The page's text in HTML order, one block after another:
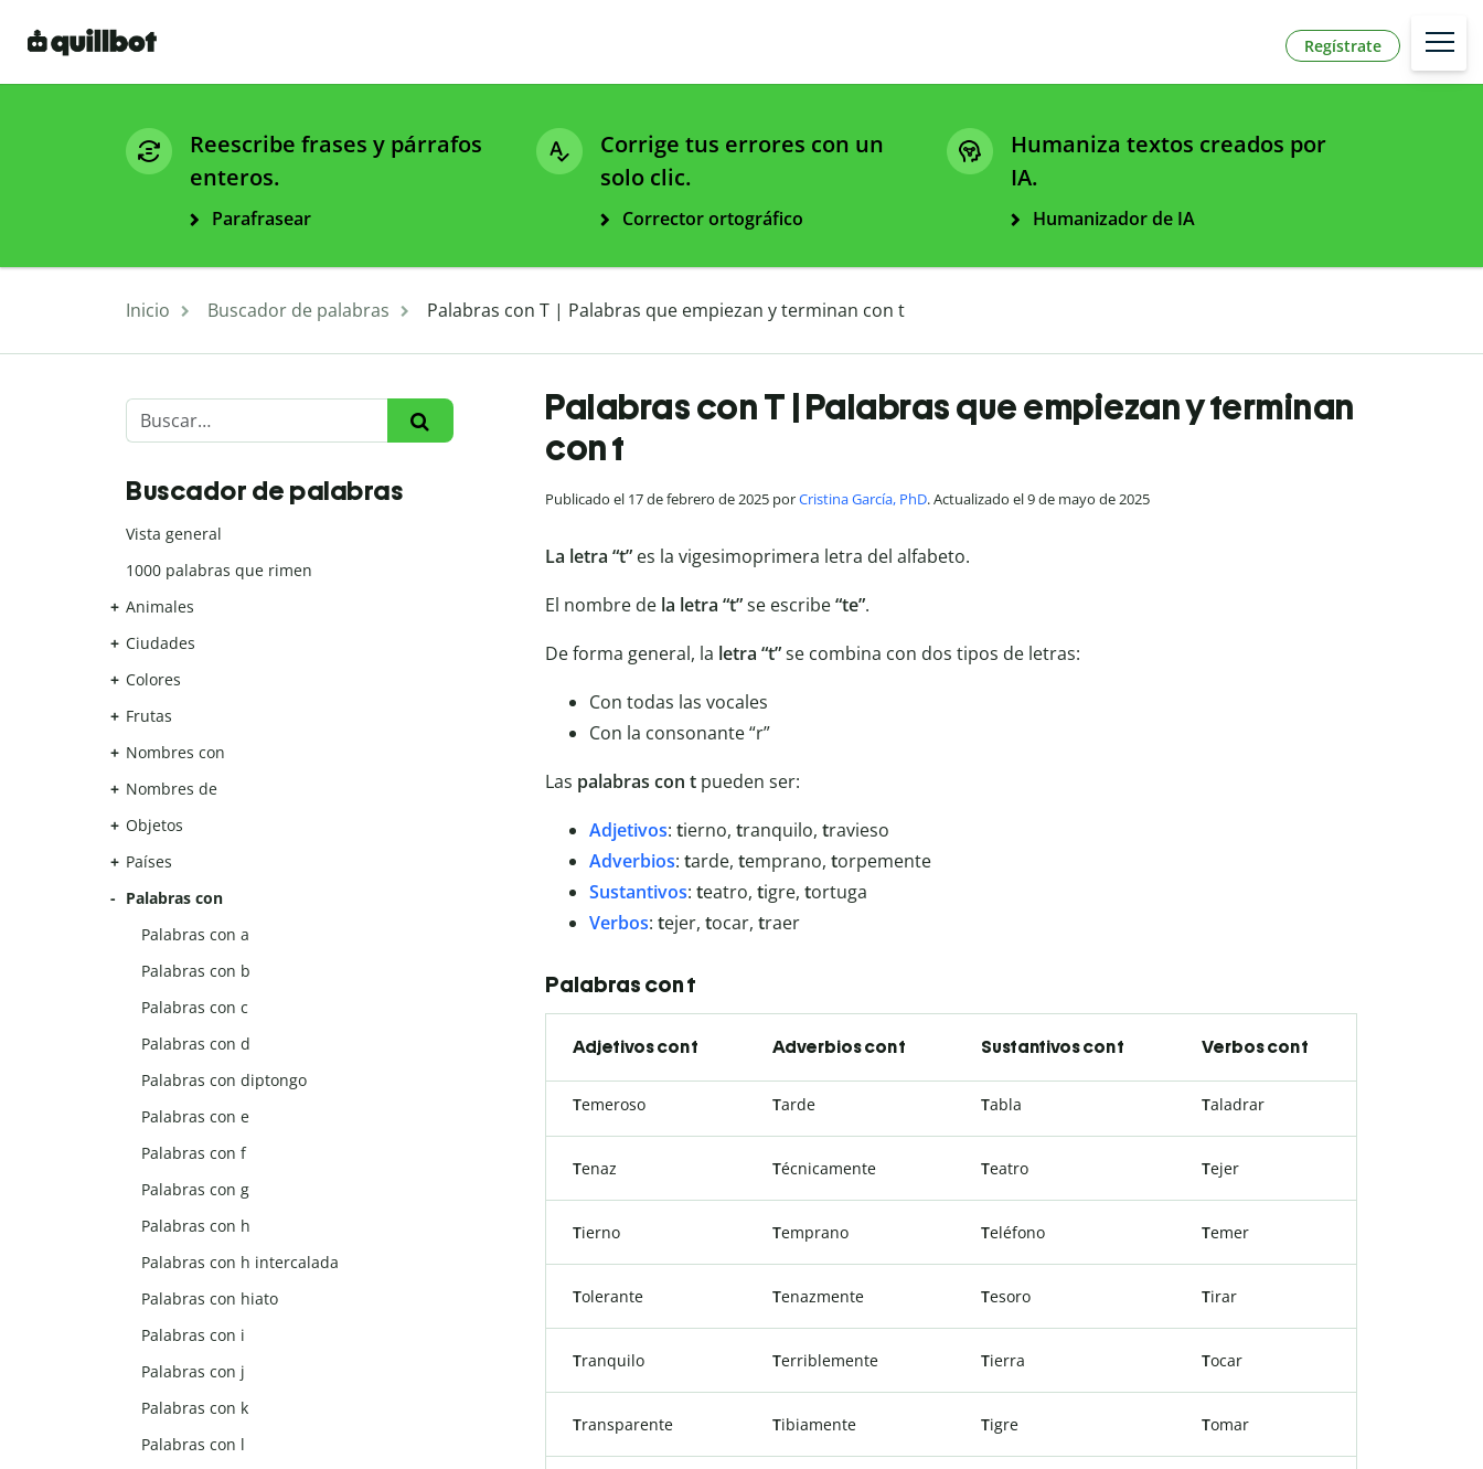
Regístrate
Reescribe frases y párrafos
enteros.
Parafrasear
Corrige tus errores con un
solo clic.
Corrector ortográfico
Humaniza textos creados por
IA.
Humanizador de IA
Inicio Buscador de palabras Palabras con T | Palabras que empiezan y terminan con t
Palabras con T | Palabras que empiezan y terminan
con t
Publicado el 17 de febrero de 2025 porCristina García, PhD. Actualizado el 9 de mayo de 2025
La letra “t” es la vigesimoprimera letra del alfabeto.
El nombre de la letra “t”se escribe“te”.
De forma general, la letra “t”se combina con dos tipos de letras:
Con todas las vocales
Con la consonante “r”
Las palabras con t pueden ser:
Adjetivos: tierno, tranquilo, travieso
Adverbios: tarde, temprano, torpemente
Sustantivos: teatro, tigre, tortuga
Verbos: tejer, tocar, traer
Palabras con t
Adjetivos con t Adverbios con t Sustantivos con t Verbos con t
Temeroso Tarde Tabla Taladrar
Tenaz Técnicamente Teatro Tejer
Tierno Temprano Teléfono Temer
Tolerante Tenazmente Tesoro Tirar
Tranquilo Terriblemente Tierra Tocar
Transparente Tibiamente Tigre Tomar
Buscador de palabras
Vista general
1000 palabras que rimen
Animales
Ciudades
Colores
Frutas
Nombres con
Nombres de
Objetos
Países
Palabras con
Palabras con a
Palabras con b
Palabras con c
Palabras con d
Palabras con diptongo
Palabras con e
Palabras con f
Palabras con g
Palabras con h
Palabras con h intercalada
Palabras con hiato
Palabras con i
Palabras con j
Palabras con k
Palabras con l